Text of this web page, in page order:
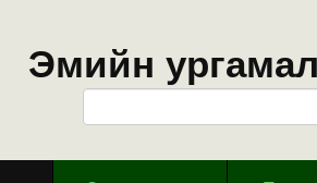
Эмийн